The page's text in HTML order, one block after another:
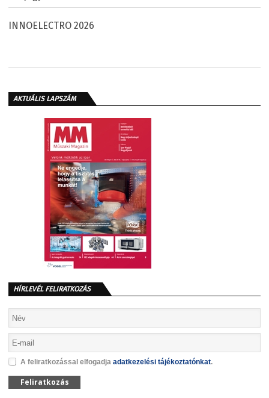
INNOELECTRO 2026
AKTUÁLIS LAPSZÁM
HÍRLEVÉL FELIRATKOZÁS
A feliratkozással elfogadja adatkezelési tájékoztatónkat.
Feliratkozás